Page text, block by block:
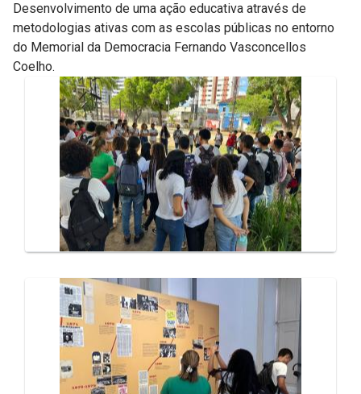
Desenvolvimento de uma ação educativa através de
metodologias ativas com as escolas públicas no entorno
do Memorial da Democracia Fernando Vasconcellos
Coelho.
Galeria de Mídias